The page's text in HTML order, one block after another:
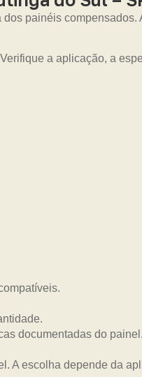
dos painéis
a aplicação, a
documentadas do painel.
A escolha depende da